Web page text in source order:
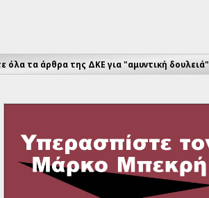
όλα τα άρθρα της ΔΚΕ για "αμυντική δουλειά"